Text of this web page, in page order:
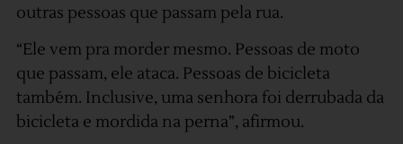
outras pessoas que passam pela rua.
“Ele vem pra morder mesmo. Pessoas de moto
que passam, ele ataca. Pessoas de bicicleta
também. Inclusive, uma senhora foi derrubada da
bicicleta e mordida na perna”, afirmou.